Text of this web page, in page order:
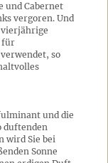
und Cabernet
vergoren. Und
für
so
und die
duftenden
wird Sie bei
Sonne